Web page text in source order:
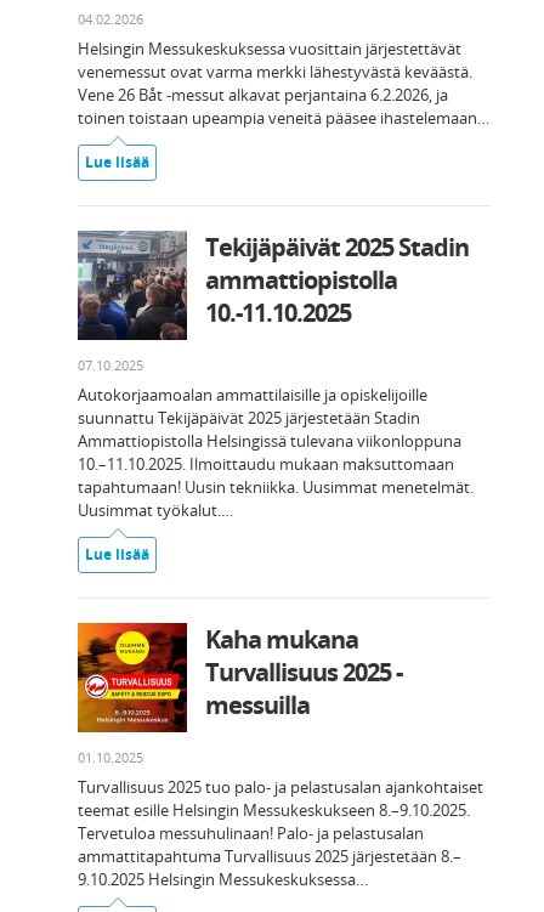
04.02.2026
Helsingin Messukeskuksessa vuosittain järjestettävät
venemessut ovat varma merkki lähestyvästä keväästä.
Vene 26 Båt -messut alkavat perjantaina 6.2.2026, ja
toinen toistaan upeampia veneitä pääsee ihastelemaan…
Lue lisää
Tekijäpäivät 2025 Stadin
ammattiopistolla
10.-11.10.2025
07.10.2025
Autokorjaamoalan ammattilaisille ja opiskelijoille
suunnattu Tekijäpäivät 2025 järjestetään Stadin
Ammattiopistolla Helsingissä tulevana viikonloppuna
10.–11.10.2025. Ilmoittaudu mukaan maksuttomaan
tapahtumaan! Uusin tekniikka. Uusimmat menetelmät.
Uusimmat työkalut.…
Lue lisää
Kaha mukana
Turvallisuus 2025 -
messuilla
01.10.2025
Turvallisuus 2025 tuo palo- ja pelastusalan ajankohtaiset
teemat esille Helsingin Messukeskukseen 8.–9.10.2025.
Tervetuloa messuhulinaan! Palo- ja pelastusalan
ammattitapahtuma Turvallisuus 2025 järjestetään 8.–
9.10.2025 Helsingin Messukeskuksessa…